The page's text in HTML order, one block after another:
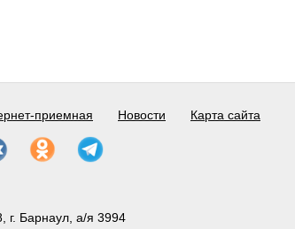
приемная Новости Карта сайта
г. Барнаул, а/я 3994